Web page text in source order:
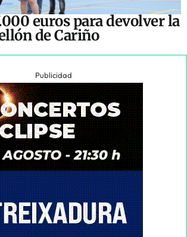
euros para devolver la
de Cariño
Publicidad